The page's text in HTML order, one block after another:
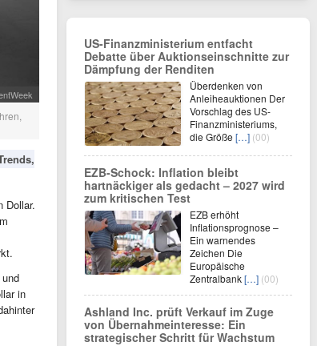
Dollar.
in
US-Finanzministerium entfacht
Debatte über Auktionseinschnitte zur
Dämpfung der Renditen
Überdenken von
Anleiheauktionen Der
Vorschlag des US-
Finanzministeriums,
die Größe […] (00)
EZB-Schock: Inflation bleibt
hartnäckiger als gedacht – 2027 wird
zum kritischen Test
EZB erhöht
Inflationsprognose –
Ein warnendes
Zeichen Die
Europäische
Zentralbank[…] (00)
Ashland Inc. prüft Verkauf im Zuge
von Übernahmeinteresse: Ein
strategischer Schritt für Wachstum